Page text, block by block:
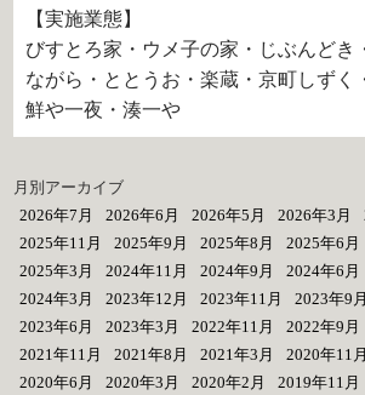
【実施業態】
びすとろ家・ウメ子の家・じぶんどき
ながら・ととうお・楽蔵・京町しずく
鮮や一夜・湊一や
月別アーカイブ
2026年7月
2026年6月 2026年5月 2026年3月
2025年11月
2025年9月 2025年8月 2025年6月
2025年3月
2024年11月 2024年9月 2024年6月
2024年3月
2023年12月 2023年11月 2023年9月
2023年6月
2023年3月 2022年11月 2022年9月
2021年11月
2021年8月 2021年3月 2020年11月
2020年6月
2020年3月 2020年2月 2019年11月